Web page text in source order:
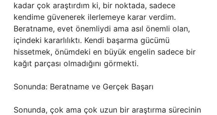
kadar çok araştırdım ki, bir noktada, sadece
kendime güvenerek ilerlemeye karar verdim.
Beratname, evet önemliydi ama asıl önemli olan,
içindeki kararlılıktı. Kendi başarma gücümü
hissetmek, önümdeki en büyük engelin sadece bir
kağıt parçası olmadığını görmekti.
Sonunda: Beratname ve Gerçek Başarı
Sonunda, çok ama çok uzun bir araştırma sürecinin